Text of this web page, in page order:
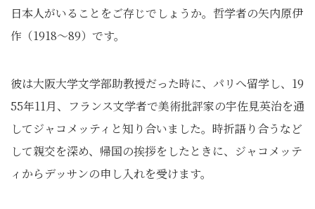
日本人がいることをご存じでしょうか。哲学者の矢内原伊
作（1918〜89）です。
彼は大阪大学文学部助教授だった時に、パリへ留学し、19
55年11月、フランス文学者で美術批評家の宇佐見英治を通
してジャコメッティと知り合いました。時折語り合うなど
して親交を深め、帰国の挨拶をしたときに、ジャコメッテ
ィからデッサンの申し入れを受けます。